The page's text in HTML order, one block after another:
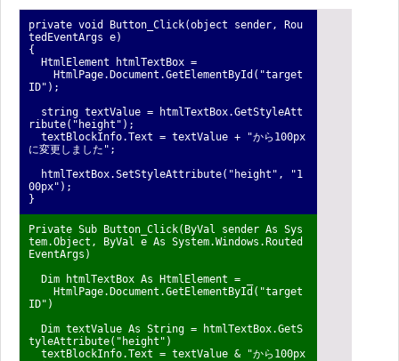
private void Button_Click(object sender, Rou
tedEventArgs e)
{
HtmlElement htmlTextBox =
HtmlPage.Document.GetElementById("target
ID");
string textValue = htmlTextBox.GetStyleAtt
ribute("height");
textBlockInfo.Text = textValue + "から100px
に変更しました";
htmlTextBox.SetStyleAttribute("height", "1
00px");
}
Private Sub Button_Click(ByVal sender As Sys
tem.Object, ByVal e As System.Windows.Routed
EventArgs)
Dim htmlTextBox As HtmlElement = _
HtmlPage.Document.GetElementById("target
ID")
Dim textValue As String = htmlTextBox.GetS
tyleAttribute("height")
textBlockInfo.Text = textValue & "から100px